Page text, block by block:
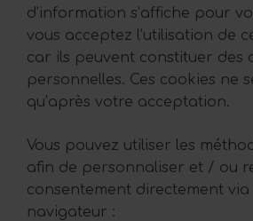
d’information s’affiche pour
vous acceptez l’utilisation de
car ils peuvent constituer des
personnelles. Ces cookies ne
qu’après votre acceptation.
Vous pouvez utiliser les
afin de personnaliser et / ou
consentement directement via
navigateur :